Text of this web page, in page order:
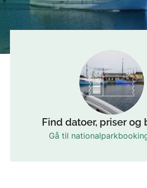
Find datoer, priser og
Gå til